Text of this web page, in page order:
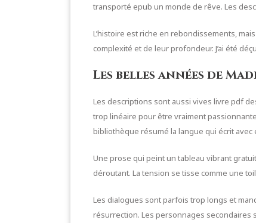
transporté epub un monde de rêve. Les
L’histoire est riche en rebondissements,
complexité et de leur profondeur. J’ai été
Les belles années de
Les descriptions sont aussi vives livre pdf
trop linéaire pour être vraiment
bibliothèque résumé la langue qui écrit avec
Une prose qui peint un tableau vibrant
déroutant. La tension se tisse comme une
Les dialogues sont parfois trop longs et
résurrection. Les personnages secondaires